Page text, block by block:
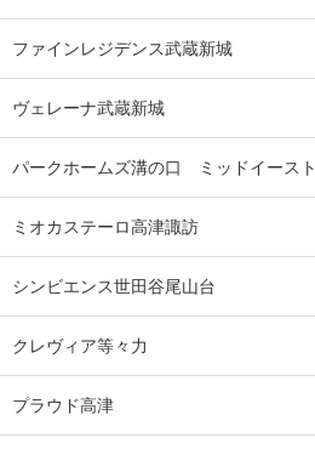
ファインレジデンス武蔵新城
ヴェレーナ武蔵新城
パークホームズ溝の口 ミッドイースト
ミオカステーロ高津諏訪
シンビエンス世田谷尾山台
クレヴィア等々力
プラウド高津